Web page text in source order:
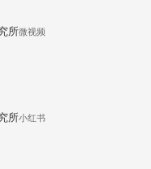
所微视频
所小红书